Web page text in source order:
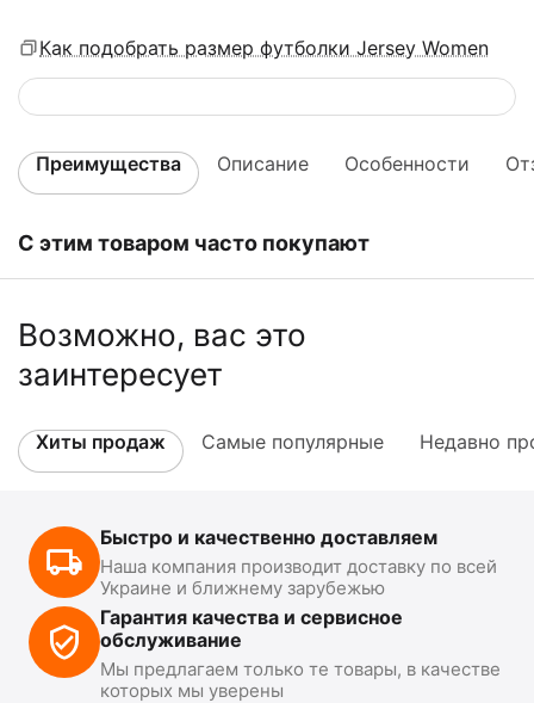
Как подобрать размер футболки Jersey Women
Преимущества Описание Особенности
С этим товаром часто покупают
Возможно, вас это
заинтересует
Хиты продаж Самые популярные Недавно
Быстро и качественно доставляем
Наша компания производит доставку по всей
Украине и ближнему зарубежью
Гарантия качества и сервисное
обслуживание
Мы предлагаем только те товары, в качестве
которых мы уверены